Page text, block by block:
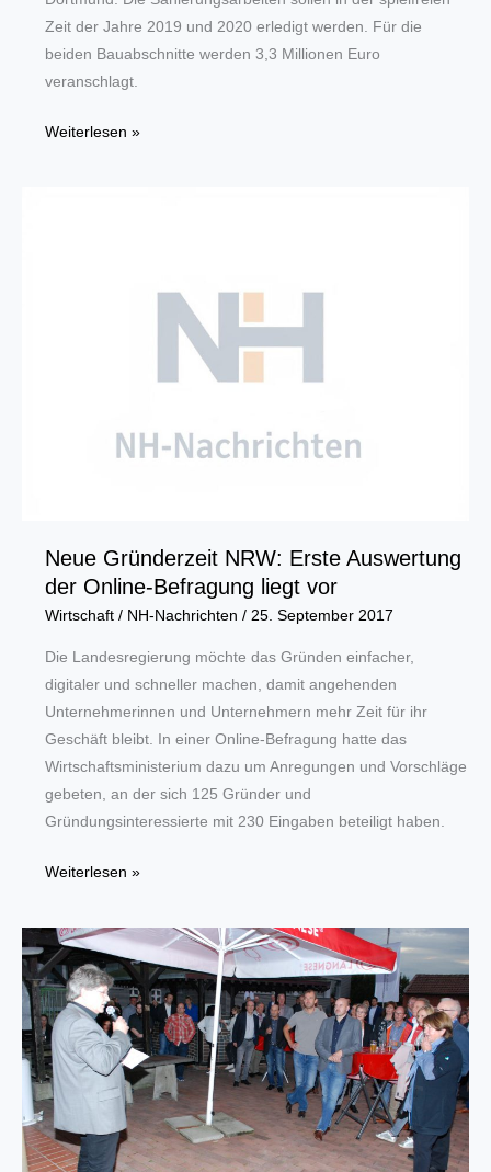
Zeit der Jahre 2019 und 2020 erledigt werden. Für die
beiden Bauabschnitte werden 3,3 Millionen Euro
veranschlagt.
Steuerungselektronik
Weiterlesen »
Neue Gründerzeit NRW: Erste Auswertung
der Online-Befragung liegt vor
Wirtschaft/ NH-Nachrichten / 25. September 2017
Die Landesregierung möchte das Gründen einfacher,
digitaler und schneller machen, damit angehenden
Unternehmerinnen und Unternehmern mehr Zeit für ihr
Geschäft bleibt. In einer Online-Befragung hatte das
Wirtschaftsministerium dazu um Anregungen und Vorschläge
gebeten, an der sich 125 Gründer und
Gründungsinteressierte mit 230 Eingaben beteiligt haben.
Neue
NRW:
Erste
Auswertung
der
Online-
Befragung
liegt
vor
Weiterlesen »